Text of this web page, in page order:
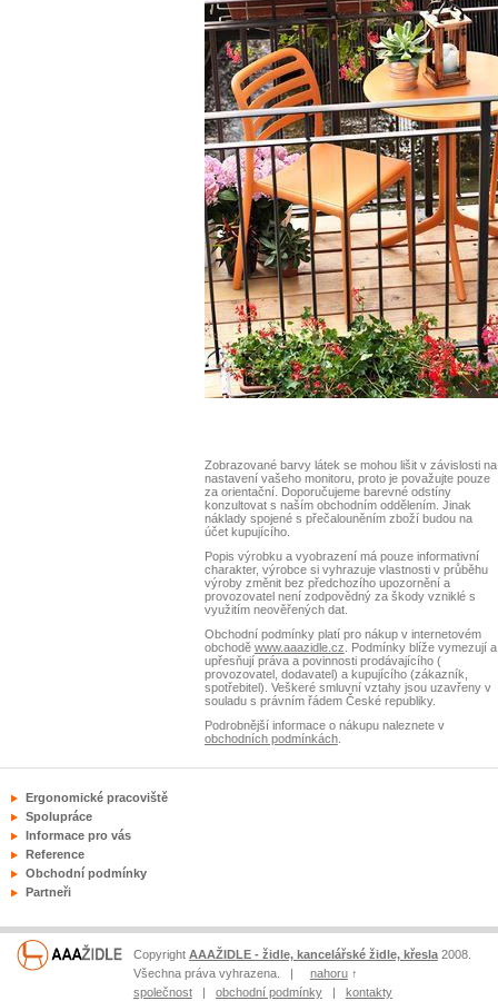
Zobrazované barvy látek se mohou lišit v závislosti na
nastavení vašeho monitoru, proto je považujte pouze
za orientační. Doporučujeme barevné odstíny
konzultovat s naším obchodním oddělením. Jinak
náklady spojené s přečalouněním zboží budou na
účet kupujícího.
Popis výrobku a vyobrazení má pouze informativní
charakter, výrobce si vyhrazuje vlastnosti v průběhu
výroby změnit bez předchozího upozornění a
provozovatel není zodpovědný za škody vzniklé s
využitím neověřených dat.
Obchodní podmínky platí pro nákup v internetovém
obchodě www.aaazidle.cz . Podmínky blíže vymezují a
upřesňují práva a povinnosti prodávajícího (
provozovatel, dodavatel) a kupujícího (zákazník,
spotřebitel). Veškeré smluvní vztahy jsou uzavřeny v
souladu s právním řádem České republiky.
Podrobnější informace o nákupu naleznete v
obchodních podmínkách.
Ergonomické pracoviště
Spolupráce
Informace pro vás
Reference
Obchodní podmínky
Partneři
Copyright AAAŽIDLE - židle, kancelářské židle, křesla2008.
Všechna práva vyhrazena. | nahoru↑
společnost| obchodní podmínky| kontakty